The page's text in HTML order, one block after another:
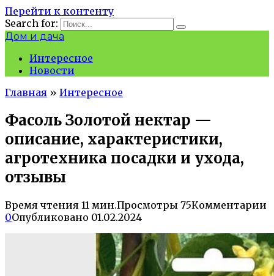
Перейти к контенту
Search for:
Дом и дача
Интересное
Новости
Главная » Интересное
Фасоль Золотой нектар —
описание, характеристики,
агротехника посадки и ухода,
отзывы
Время чтения 11 мин.Просмотры 75Комментарии
0Опубликовано 01.02.2024